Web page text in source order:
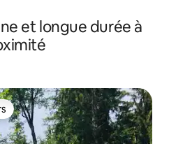
et longue durée à
plus appréciés